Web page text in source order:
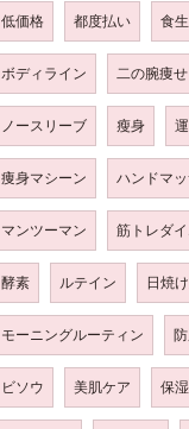
低価格 都度払い 食
ボディライン 二の腕痩せ
ノースリーブ 瘦身
痩身マシーン ハンドマ
マンツーマン 筋トレダイ
酵素 ルテイン 日焼
モーニングルーティン
ビソウ 美肌ケア 保